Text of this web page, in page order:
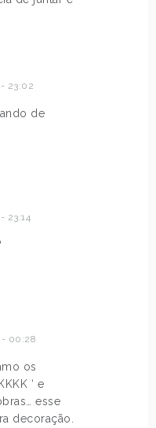
- 23:02
de
23:14
- 00:28
os
‘ e
esse
decoração.